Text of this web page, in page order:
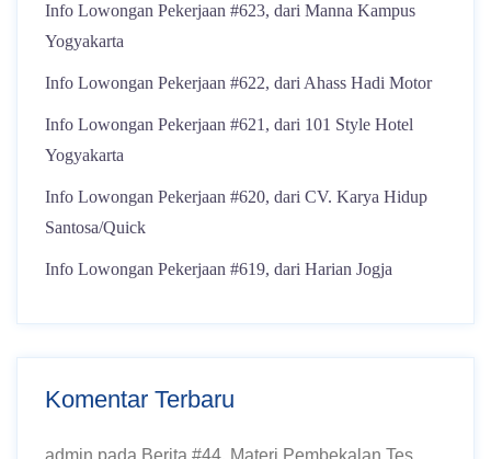
Info Lowongan Pekerjaan #623, dari Manna Kampus
Yogyakarta
Info Lowongan Pekerjaan #622, dari Ahass Hadi Motor
Info Lowongan Pekerjaan #621, dari 101 Style Hotel
Yogyakarta
Info Lowongan Pekerjaan #620, dari CV. Karya Hidup
Santosa/Quick
Info Lowongan Pekerjaan #619, dari Harian Jogja
Komentar Terbaru